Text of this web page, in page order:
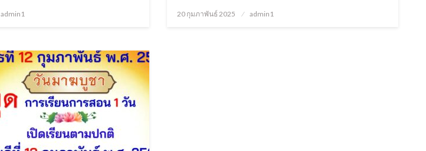
admin1
Posted
20 กุมภาพันธ์ 2025 admin1